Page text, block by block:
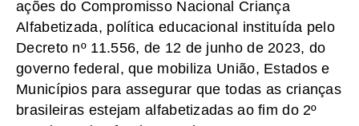
ações do Compromisso Nacional Criança
Alfabetizada, política educacional instituída pelo
Decreto nº 11.556, de 12 de junho de 2023, do
governo federal, que mobiliza União, Estados e
Municípios para assegurar que todas as crianças
brasileiras estejam alfabetizadas ao fim do 2º